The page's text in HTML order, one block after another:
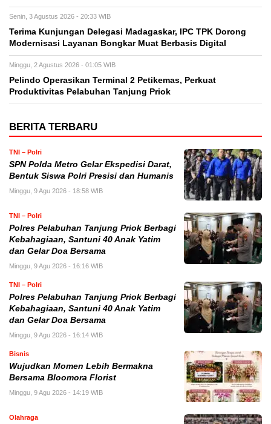
Senin, 3 Agustus 2026 - 20:33 WIB
Terima Kunjungan Delegasi Madagaskar, IPC TPK Dorong
Modernisasi Layanan Bongkar Muat Berbasis Digital
Minggu, 2 Agustus 2026 - 01:05 WIB
Pelindo Operasikan Terminal 2 Petikemas, Perkuat
Produktivitas Pelabuhan Tanjung Priok
BERITA TERBARU
TNI – Polri
SPN Polda Metro Gelar Ekspedisi Darat,
Bentuk Siswa Polri Presisi dan Humanis
Minggu, 9 Agu 2026 - 18:58 WIB
TNI – Polri
Polres Pelabuhan Tanjung Priok Berbagi
Kebahagiaan, Santuni 40 Anak Yatim
dan Gelar Doa Bersama
Minggu, 9 Agu 2026 - 16:16 WIB
TNI – Polri
Polres Pelabuhan Tanjung Priok Berbagi
Kebahagiaan, Santuni 40 Anak Yatim
dan Gelar Doa Bersama
Minggu, 9 Agu 2026 - 16:14 WIB
Bisnis
Wujudkan Momen Lebih Bermakna
Bersama Bloomora Florist
Minggu, 9 Agu 2026 - 14:19 WIB
Olahraga